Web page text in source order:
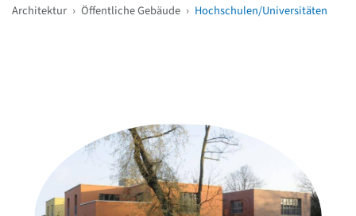
Architektur › Öffentliche Gebäude › Hochschulen/Universitäten